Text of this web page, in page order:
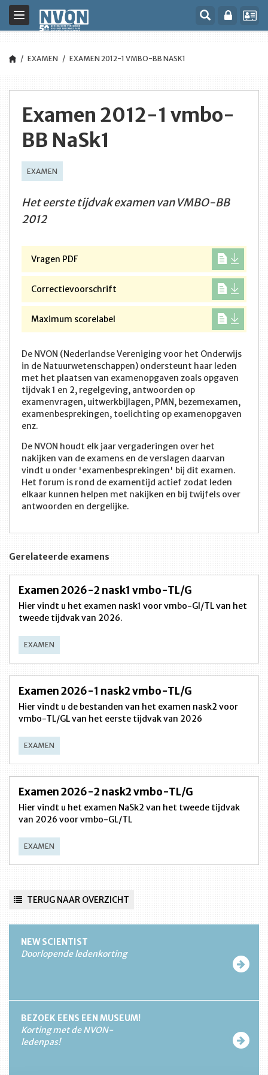
Toggle
navigation
EXAMEN EXAMEN 2012-1 VMBO-BB NASK1
Examen 2012-1 vmbo-
BB NaSk1
EXAMEN
Het eerste tijdvak examen van VMBO-BB
2012
Vragen PDF
Correctievoorschrift
Maximum scorelabel
De NVON (Nederlandse Vereniging voor het Onderwijs
in de Natuurwetenschappen) ondersteunt haar leden
met het plaatsen van examenopgaven zoals opgaven
tijdvak 1 en 2, regelgeving, antwoorden op
examenvragen, uitwerkbijlagen, PMN, bezemexamen,
examenbesprekingen, toelichting op examenopgaven
enz.
De NVON houdt elk jaar vergaderingen over het
nakijken van de examens en de verslagen daarvan
vindt u onder 'examenbesprekingen' bij dit examen.
Het forum is rond de examentijd actief zodat leden
elkaar kunnen helpen met nakijken en bij twijfels over
antwoorden en dergelijke.
Gerelateerde examens
Examen 2026-2 nask1 vmbo-TL/G
Hier vindt u het examen nask1 voor vmbo-Gl/TL van het
tweede tijdvak van 2026.
EXAMEN
Examen 2026-1 nask2 vmbo-TL/G
Hier vindt u de bestanden van het examen nask2 voor
vmbo-TL/GL van het eerste tijdvak van 2026
EXAMEN
Examen 2026-2 nask2 vmbo-TL/G
Hier vindt u het examen NaSk2 van het tweede tijdvak
van 2026 voor vmbo-GL/TL
EXAMEN
TERUG NAAR OVERZICHT
NEW SCIENTIST
Doorlopende ledenkorting
BEZOEK EENS EEN MUSEUM!
Korting met de NVON-
ledenpas!